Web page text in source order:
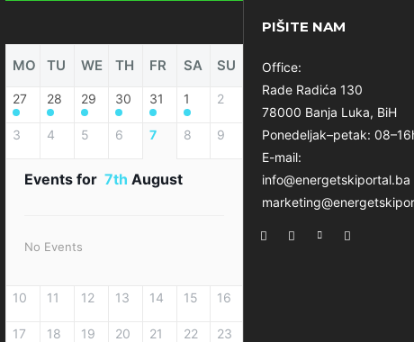
MO TU WE TH FR SA SU
27 28 29 30 31 1 2
3 4 5 6 7 8 9
Events for 7th August
No Events
10 11 12 13 14 15 16
17 18 19 20 21 22 23
PIŠITE NAM
Office:
Rade Radića 130
78000 Banja Luka, BiH
Ponedeljak–petak:
E-mail:
info@energetskiportal.ba